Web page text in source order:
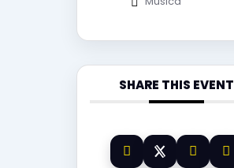
SHARE THIS EVENT